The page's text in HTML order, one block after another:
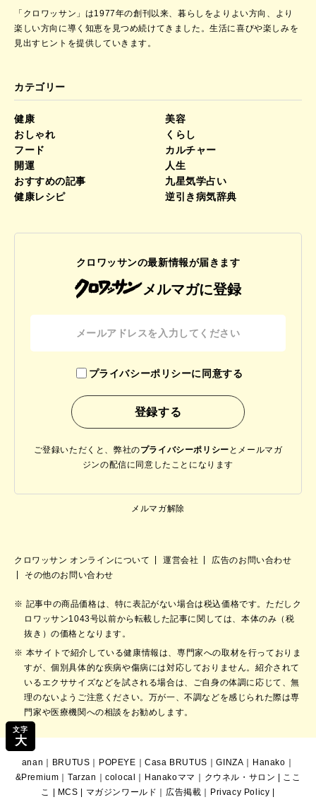
文字
大
「クロワッサン」は1977年の創刊以来、暮らしをよりよい方向、より
楽しい方向に導く知恵を見つめ続けてきました。生活に喜びや楽しみを
見出すヒントを提供していきます。
カテゴリー
健康
美容
おしゃれ
くらし
フード
カルチャー
開運
人生
おすすめの記事
九星気学占い
健康レシピ
逆引き病気辞典
クロワッサンの最新情報が届きます
メルマガに登録
プライバシーポリシーに同意する
ご登録いただくと、弊社のプライバシーポリシー と メールマガ
ジンの配信に同意したことになります
メルマガ解除
クロワッサン オンラインについて 運営会社
広告のお問い合わせ
その他のお問い合わせ
記事中の商品価格は、特に表記がない場合は税込価格です。ただしク
ロワッサン1043号以前から転載した記事に関しては、本体のみ（税
抜き）の価格となります。
本サイトで紹介している健康情報は、専門家への取材を行っておりま
すが、個別具体的な疾病や傷病には対応しておりません。紹介されて
いるエクササイズなどを試される場合は、ご自身の体調に応じて、無
理のないようご注意ください。万が一、不調などを感じられた際は専
門家や医療機関への相談をお勧めします。
anan ｜ BRUTUS ｜ POPEYE ｜Casa BRUTUS ｜GINZA ｜ Hanako ｜
&Premium ｜Tarzan ｜colocal ｜ Hanakoママ ｜ クウネル・サロン | ここ
こ
| MCS | マガジンワールド ｜ 広告掲載 ｜ Privacy Policy |